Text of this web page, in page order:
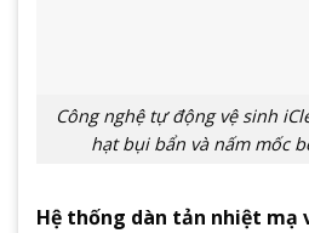
Công nghệ tự động vệ sinh
hạt bụi bẩn và nấm mốc
Hệ thống dàn tản nhiệt mạ